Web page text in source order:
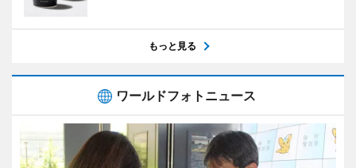
もっと見る
ワールドフォトニュース